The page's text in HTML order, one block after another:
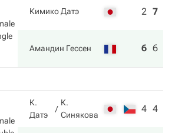
Кимико Датэ 2 7
Амандин Гессен 6 6
К.
Датэ
К.
Синякова
4 4